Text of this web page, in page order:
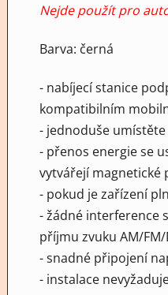
Nejde použít pro
Barva: černá
- nabíjecí stanice
kompatibilním
- jednoduše
- přenos energie se
vytvářejí magnetické
- pokud je zařízení
- žádné interference
příjmu zvuku AM/FM/
- snadné připojení
- instalace